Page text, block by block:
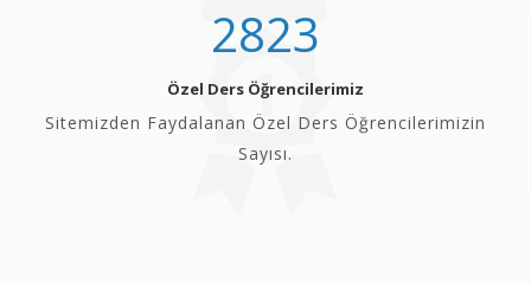
2823
Özel Ders Öğrencilerimiz
Sitemizden Faydalanan Özel Ders Öğrencilerimizin
Sayısı.